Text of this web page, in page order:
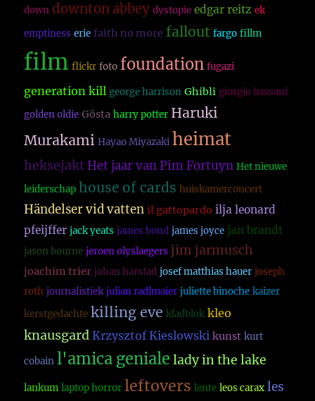
down downton abbey dystopie edgar reitz ek
emptiness erie faith no more fallout fargo fillm
film flickr foto foundation fugazi
generation kill george harrison Ghibli giorgio bassani
golden oldie Gösta harry potter Haruki
Murakami Hayao Miyazaki heimat
heksejakt Het jaar van Pim Fortuyn Het nieuwe
leiderschap house of cards huiskamerconcert
Händelser vid vatten il gattopardo ilja leonard
pfeijffer jack yeats james bond james joyce jan brandt
jason bourne jeroen olyslaegers jim jarmusch
joachim trier johan harstad josef matthias hauer joseph
roth journalistiek julian radlmaier juliette binoche kaizer
kerstgedachte killing eve kladblok kleo
knausgard Krzysztof Kieslowski kunst kurt
cobain l'amica geniale lady in the lake
lankum laptop horror leftovers lente leos carax les